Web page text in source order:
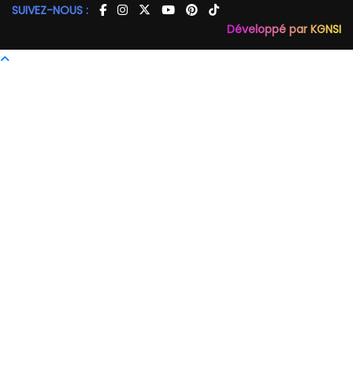
SUIVEZ-NOUS :
Développé par KGNSI